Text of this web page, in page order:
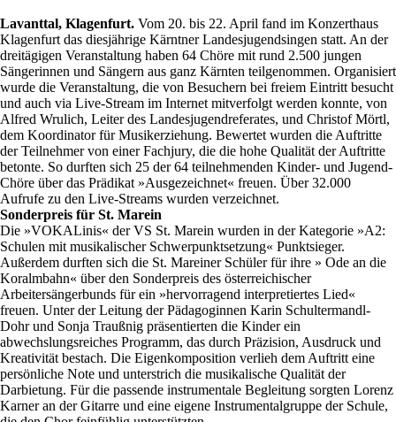
Lavanttal, Klagenfurt. Vom 20. bis 22. April fand im Konzerthaus
Klagenfurt das diesjährige Kärntner Landesjugendsingen statt. An der
dreitägigen Veranstaltung haben 64 Chöre mit rund 2.500 jungen
Sängerinnen und Sängern aus ganz Kärnten teilgenommen. Organisiert
wurde die Veranstaltung, die von Besuchern bei freiem Eintritt besucht
und auch via Live-Stream im Internet mitverfolgt werden konnte, von
Alfred Wrulich, Leiter des Landesjugendreferates, und Christof Mörtl,
dem Koordinator für Musikerziehung. Bewertet wurden die Auftritte
der Teilnehmer von einer Fachjury, die die hohe Qualität der Auftritte
betonte. So durften sich 25 der 64 teilnehmenden Kinder- und Jugend-
Chöre über das Prädikat »Ausgezeichnet« freuen. Über 32.000
Aufrufe zu den Live-Streams wurden verzeichnet.
Sonderpreis für St. Marein
Die »VOKALinis« der VS St. Marein wurden in der Kategorie »A2:
Schulen mit musikalischer Schwerpunktsetzung« Punktsieger.
Außerdem durften sich die St. Mareiner Schüler für ihre » Ode an die
Koralmbahn« über den Sonderpreis des österreichischer
Arbeitersängerbunds für ein »hervorragend interpretiertes Lied«
freuen. Unter der Leitung der Pädagoginnen Karin Schultermandl-
Dohr und Sonja Traußnig präsentierten die Kinder ein
abwechslungsreiches Programm, das durch Präzision, Ausdruck und
Kreativität bestach. Die Eigenkomposition verlieh dem Auftritt eine
persönliche Note und unterstrich die musikalische Qualität der
Darbietung. Für die passende instrumentale Begleitung sorgten Lorenz
Karner an der Gitarre und eine eigene Instrumentalgruppe der Schule,